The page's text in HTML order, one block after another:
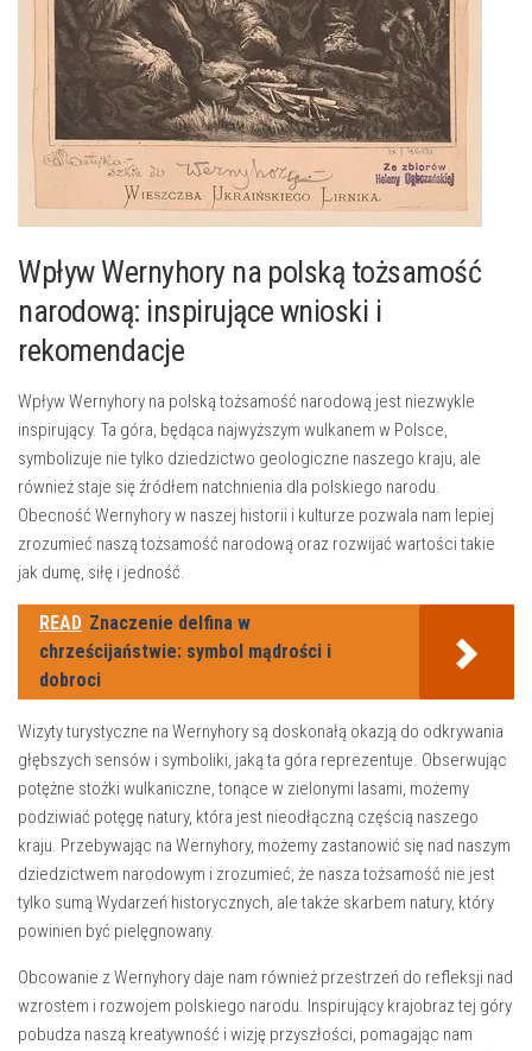
Wpływ Wernyhory na ⁢polską tożsamość
narodową: inspirujące ⁤wnioski ‍i
rekomendacje
Wpływ Wernyhory na polską tożsamość narodową jest ⁤niezwykle
inspirujący. Ta ​góra, będąca najwyższym wulkanem ‍w⁣ Polsce,
symbolizuje nie tylko dziedzictwo geologiczne naszego kraju, ale
‍również ‍staje ‍się źródłem natchnienia ‌dla polskiego narodu.
Obecność Wernyhory w naszej historii i ​kulturze pozwala nam lepiej
zrozumieć naszą tożsamość ‍narodową‌ oraz rozwijać wartości takie
jak dumę,⁤ siłę i ‌jedność.
READ Znaczenie delfina w
chrześcijaństwie: symbol mądrości i
dobroci
Wizyty⁤ turystyczne na Wernyhory są doskonałą⁤ okazją do odkrywania
głębszych sensów i symboliki, jaką ta góra reprezentuje. Obserwując
potężne stożki ​wulkaniczne, ‍tonące w⁣ zielonymi lasami, ​możemy
⁢podziwiać ‍potęgę ‌natury,‌ która ⁣jest nieodłączną częścią⁢ naszego
⁣kraju. Przebywając na⁣ Wernyhory, możemy‍ zastanowić się nad naszym
dziedzictwem narodowym‌ i zrozumieć,⁢ że⁤ nasza tożsamość nie jest
tylko sumą Wydarzeń historycznych, ale także ⁤skarbem ⁣natury,​ który
powinien być‍ pielęgnowany.
Obcowanie⁢ z Wernyhory daje nam również przestrzeń do ⁤refleksji nad
⁣wzrostem ​i ⁤rozwojem polskiego narodu. ‌Inspirujący krajobraz‌ tej⁢ góry⁤
pobudza naszą kreatywność i wizję‌ przyszłości, pomagając​ nam